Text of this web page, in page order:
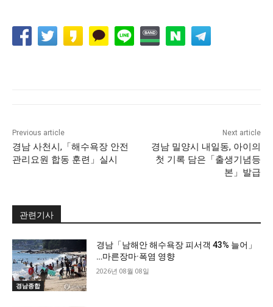
Previous article
경남 사천시,「해수욕장 안전
관리요원 합동 훈련」실시
Next article
경남 밀양시 내일동, 아이의
첫 기록 담은「출생기념등
본」발급
관련기사
경남종합
경남「남해안 해수욕장 피서객 43% 늘어」
…마른장마·폭염 영향
2026년 08월 08일